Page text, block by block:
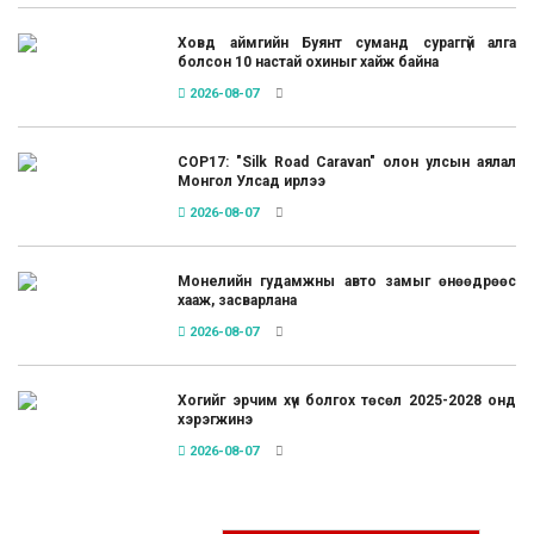
Ховд аймгийн Буянт суманд сураггүй алга
болсон 10 настай охиныг хайж байна
2026-08-07
COP17: "Silk Road Caravan" олон улсын аялал
Монгол Улсад ирлээ
2026-08-07
Монелийн гудамжны авто замыг өнөөдрөөс
хааж, засварлана
2026-08-07
Хогийг эрчим хүч болгох төсөл 2025-2028 онд
хэрэгжинэ
2026-08-07